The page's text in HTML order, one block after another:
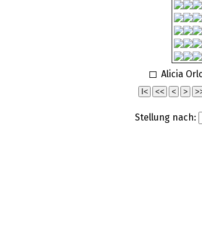
Alicia
Stellung nach: